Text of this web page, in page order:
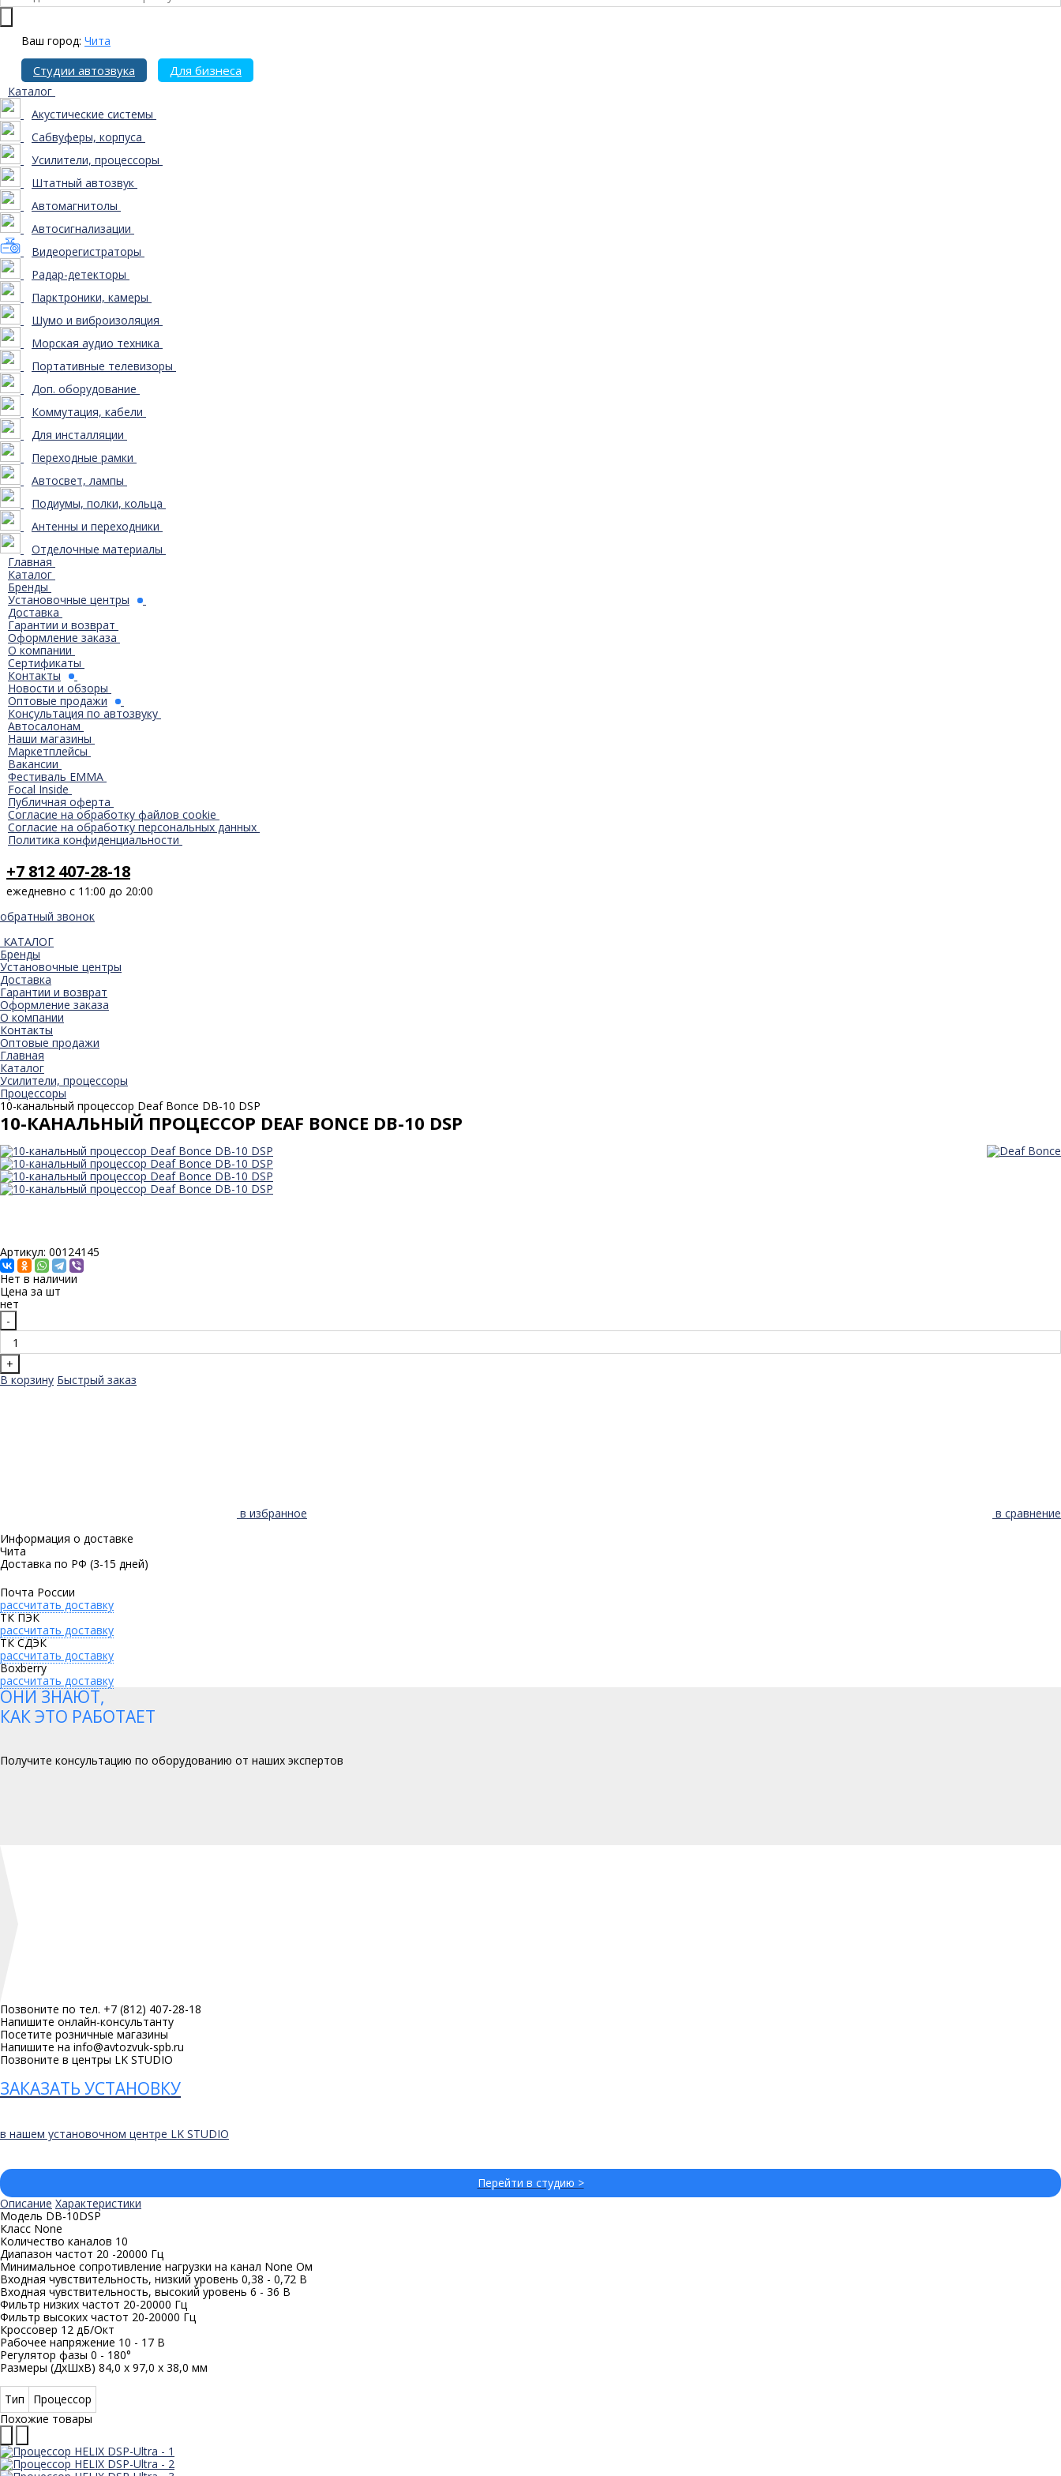
Ваш город: Чита
Студии автозвука Для бизнеса
Каталог
Акустические системы
Сабвуферы, корпуса
Усилители, процессоры
Штатный автозвук
Автомагнитолы
Автосигнализации
Видеорегистраторы
Радар-детекторы
Парктроники, камеры
Шумо и виброизоляция
Морская аудио техника
Портативные телевизоры
Доп. оборудование
Коммутация, кабели
Для инсталляции
Переходные рамки
Автосвет, лампы
Подиумы, полки, кольца
Антенны и переходники
Отделочные материалы
Главная
Каталог
Бренды
Установочные центры
Доставка
Гарантии и возврат
Оформление заказа
О компании
Сертификаты
Контакты
Новости и обзоры
Оптовые продажи
Консультация по автозвуку
Автосалонам
Наши магазины
Маркетплейсы
Вакансии
Фестиваль EMMA
Focal Inside
Публичная оферта
Согласие на обработку файлов cookie
Согласие на обработку персональных данных
Политика конфиденциальности
+7 812 407-28-18
ежедневно с 11:00 до 20:00
обратный звонок
КАТАЛОГ
Бренды
Установочные центры
Доставка
Гарантии и возврат
Оформление заказа
О компании
Контакты
Оптовые продажи
Главная
Каталог
Усилители, процессоры
Процессоры
10-канальный процессор Deaf Bonce DB-10 DSP
10-КАНАЛЬНЫЙ ПРОЦЕССОР DEAF BONCE DB-10 DSP
Артикул: 00124145
Нет в наличии
Цена за шт
нет
-
+
В корзину Быстрый заказ
в избранное
в сравнение
Информация о доставке
Чита
Доставка по РФ (3-15 дней)
Почта России
рассчитать доставку
ТК ПЭК
рассчитать доставку
ТК СДЭК
рассчитать доставку
Boxberry
рассчитать доставку
ОНИ ЗНАЮТ,
КАК ЭТО РАБОТАЕТ
Получите консультацию по оборудованию от наших экспертов
Позвоните по тел. +7 (812) 407-28-18
Напишите онлайн-консультанту
Посетите розничные магазины
Напишите на info@avtozvuk-spb.ru
Позвоните в центры LK STUDIO
ЗАКАЗАТЬ УСТАНОВКУ
в нашем установочном центре LK STUDIO
Перейти в студию >
Описание Характеристики
Модель DB-10DSP
Класс None
Количество каналов 10
Диапазон частот 20 -20000 Гц
Минимальное сопротивление нагрузки на канал None Ом
Входная чувствительность, низкий уровень 0,38 - 0,72 В
Входная чувствительность, высокий уровень 6 - 36 В
Фильтр низких частот 20-20000 Гц
Фильтр высоких частот 20-20000 Гц
Кроссовер 12 дБ/Окт
Рабочее напряжение 10 - 17 В
Регулятор фазы 0 - 180°
Размеры (ДxШxВ) 84,0 x 97,0 x 38,0 мм
Тип
Процессор
Похожие товары